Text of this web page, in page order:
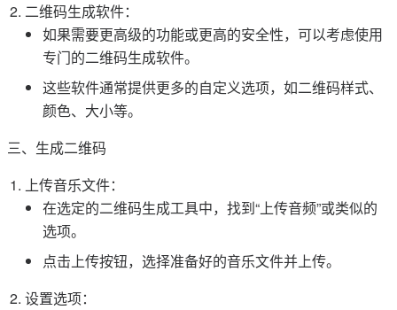
二维码生成软件：
如果需要更高级的功能或更高的安全性，可以考虑使用
专门的二维码生成软件。
这些软件通常提供更多的自定义选项，如二维码样式、
颜色、大小等。
三、生成二维码
上传音乐文件：
在选定的二维码生成工具中，找到“上传音频”或类似的
选项。
点击上传按钮，选择准备好的音乐文件并上传。
设置选项：